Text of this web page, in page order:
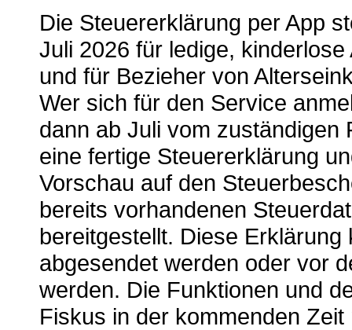
Die Steuererklärung per App
Juli 2026 für ledige, kinderlose
und für Bezieher von
Wer sich für den Service
dann ab Juli vom zuständigen
eine fertige Steuererklärung
Vorschau auf den
bereits vorhandenen
bereitgestellt. Diese
abgesendet werden oder vor
werden. Die Funktionen und
Fiskus in der kommenden